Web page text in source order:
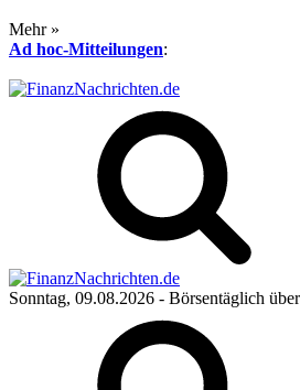
Mehr »
Ad hoc-Mitteilungen:
Sonntag, 09.08.2026 - Börsentäglich